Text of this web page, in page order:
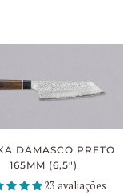
DAMASCO PRETO
165MM (6,5")
23 avaliações